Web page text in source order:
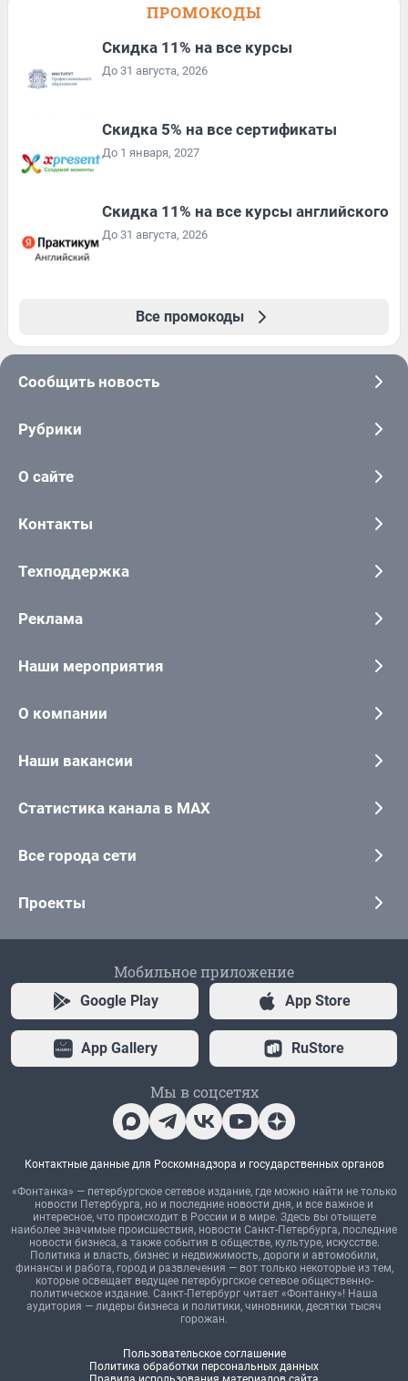
ПРОМОКОДЫ
Скидка 11% на все курсы
До 31 августа, 2026
Скидка 5% на все сертификаты
До 1 января, 2027
Скидка 11% на все курсы английского
До 31 августа, 2026
Все промокоды
Сообщить новость
Рубрики
О сайте
Контакты
Техподдержка
Реклама
Наши мероприятия
О компании
Наши вакансии
Статистика канала в MAX
Все города сети
Проекты
Мобильное приложение
Google Play App Store
App Gallery RuStore
Мы в соцсетях
Контактные данные для Роскомнадзора и государственных органов
«Фонтанка» — петербургское сетевое издание, где можно найти не только
новости Петербурга, но и последние новости дня, и все важное и
интересное, что происходит в России и в мире. Здесь вы отыщете
наиболее значимые происшествия, новости Санкт-Петербурга, последние
новости бизнеса, а также события в обществе, культуре, искусстве.
Политика и власть, бизнес и недвижимость, дороги и автомобили,
финансы и работа, город и развлечения — вот только некоторые из тем,
которые освещает ведущее петербургское сетевое общественно-
политическое издание. Санкт-Петербург читает «Фонтанку»! Наша
аудитория — лидеры бизнеса и политики, чиновники, десятки тысяч
горожан.
Пользовательское соглашение
Политика обработки персональных данных